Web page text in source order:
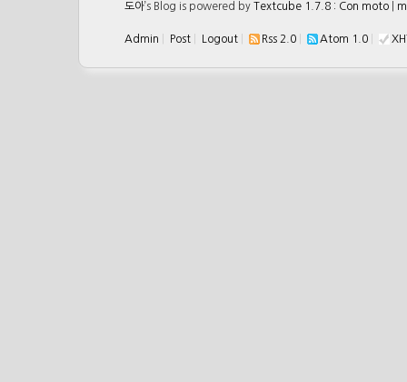
도아’s Blog is powered by Textcube 1.7.8 : Con moto
Admin Post Logout Rss 2.0 Atom 1.0